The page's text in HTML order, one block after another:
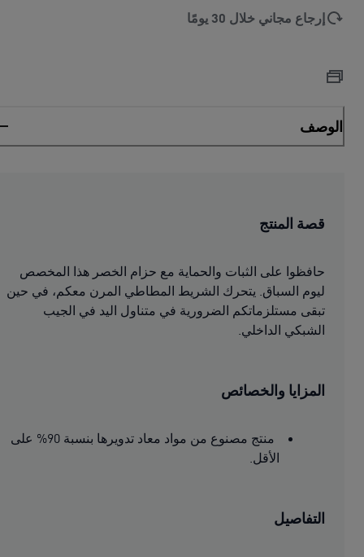
إرجاع مجاني خلال 30 يومًا
الوصف
قصة المنتج
حافظوا على الثبات والحماية مع حزام الخصر هذا المخصص
ليوم السباق. يتحرك الشريط المطاطي المرن معكم، في حين
تبقى مستلزماتكم الضرورية في متناول اليد في الجيب
الشبكي الداخلي.
المزايا والخصائص
منتج مصنوع من مواد معاد تدويرها بنسبة 90% على
الأقل.
التفاصيل